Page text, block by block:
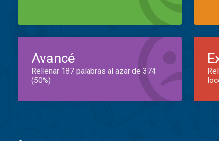
Avancé
Rellenar 187 palabras al azar de 374
(50%)